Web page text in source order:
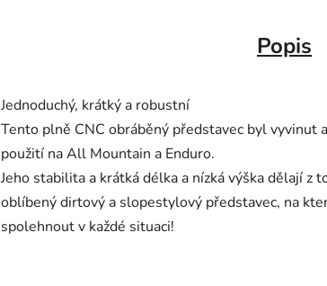
Popis
Jednoduchý, krátký a robustní
Tento plně CNC obráběný představec byl vyvinut
použití na All Mountain a Enduro.
Jeho stabilita a krátká délka a nízká výška dělají z
oblíbený dirtový a slopestylový představec, na
spolehnout v každé situaci!